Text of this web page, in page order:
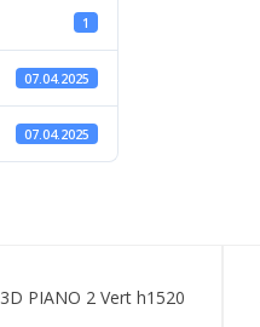
1
07.04.2025
07.04.2025
3D PIANO 2 Vert h1520